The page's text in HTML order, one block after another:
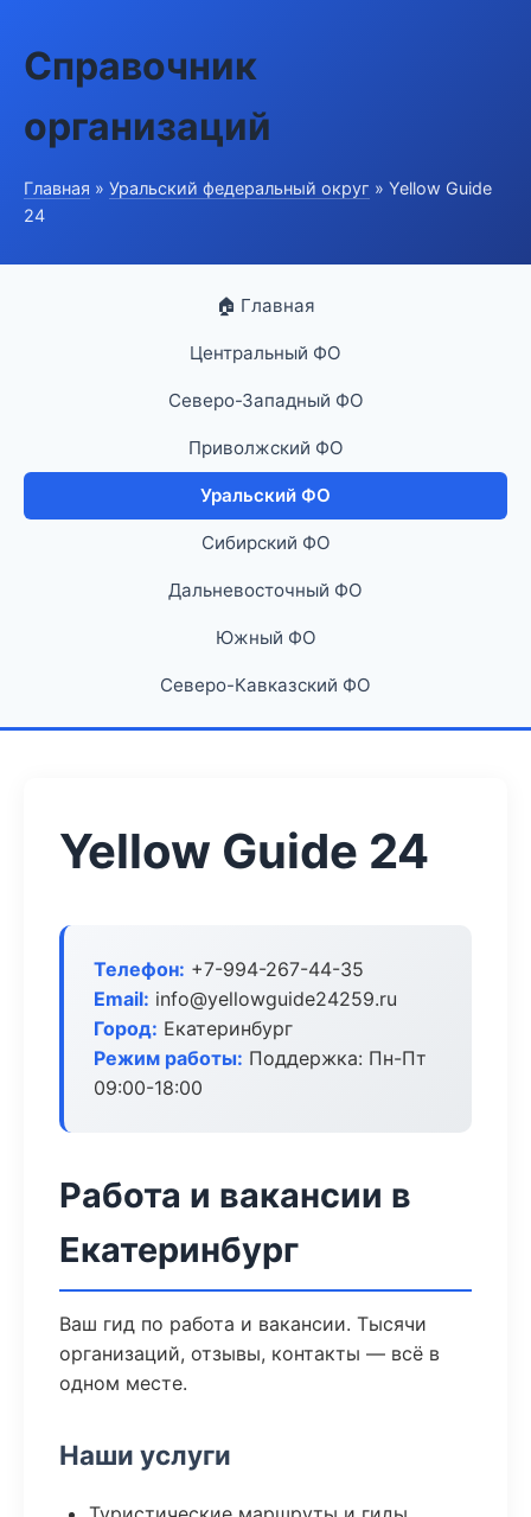
Справочник
организаций
Главная » Уральский федеральный округ » Yellow Guide
24
🏠 Главная
Центральный ФО
Северо-Западный ФО
Приволжский ФО
Уральский ФО
Сибирский ФО
Дальневосточный ФО
Южный ФО
Северо-Кавказский ФО
Yellow Guide 24
Телефон: +7-994-267-44-35
Email: info@yellowguide24259.ru
Город: Екатеринбург
Режим работы: Поддержка: Пн-Пт
09:00-18:00
Работа и вакансии в
Екатеринбург
Ваш гид по работа и вакансии. Тысячи
организаций, отзывы, контакты — всё в
одном месте.
Наши услуги